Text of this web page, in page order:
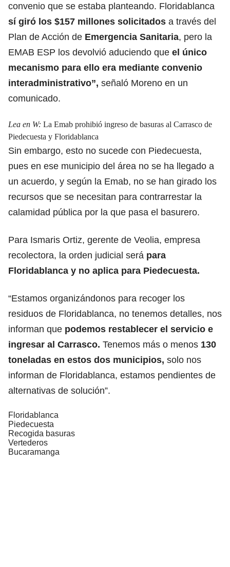
convenio que se estaba planteando. Floridablanca
sí giró los $157 millones solicitados a través del
Plan de Acción de Emergencia Sanitaria, pero la
EMAB ESP los devolvió aduciendo que el único
mecanismo para ello era mediante convenio
interadministrativo”, señaló Moreno en un
comunicado.
Lea en W: La Emab prohibió ingreso de basuras al Carrasco de
Piedecuesta y Floridablanca
Sin embargo, esto no sucede con Piedecuesta,
pues en ese municipio del área no se ha llegado a
un acuerdo, y según la Emab, no se han girado los
recursos que se necesitan para contrarrestar la
calamidad pública por la que pasa el basurero.
Para Ismaris Ortiz, gerente de Veolia, empresa
recolectora, la orden judicial será para
Floridablanca y no aplica para Piedecuesta.
“Estamos organizándonos para recoger los
residuos de Floridablanca, no tenemos detalles, nos
informan que podemos restablecer el servicio e
ingresar al Carrasco. Tenemos más o menos 130
toneladas en estos dos municipios, solo nos
informan de Floridablanca, estamos pendientes de
alternativas de solución”.
Floridablanca
Piedecuesta
Recogida basuras
Vertederos
Bucaramanga